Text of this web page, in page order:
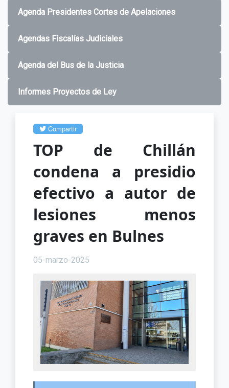
Agenda Presidentes Cortes de Apelaciones
Agendas Fiscalías Judiciales
Agenda del Bus de la Justicia
Informes Proyectos de Ley
Compartir
TOP de Chillán
condena a presidio
efectivo a autor de
lesiones menos
graves en Bulnes
05-marzo-2025